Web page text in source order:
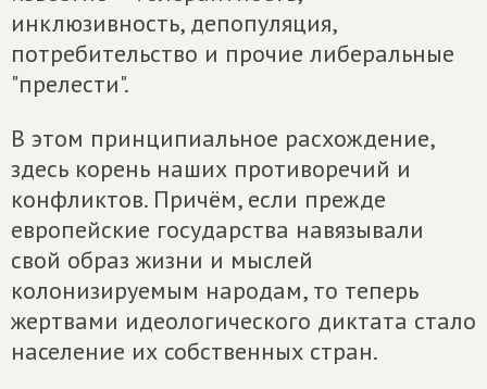
инклюзивность, депопуляция,
потребительство и прочие либеральные
"прелести".
В этом принципиальное расхождение,
здесь корень наших противоречий и
конфликтов. Причём, если прежде
европейские государства навязывали
свой образ жизни и мыслей
колонизируемым народам, то теперь
жертвами идеологического диктата стало
население их собственных стран.